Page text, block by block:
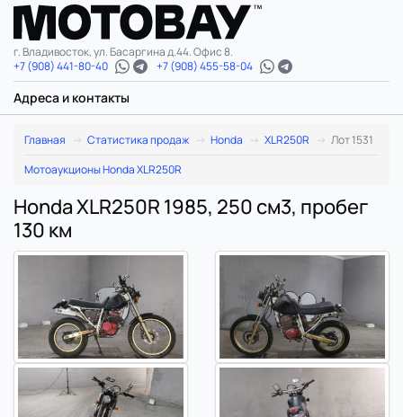
г. Владивосток, ул. Басаргина д.44. Офис 8.
+7 (908) 441-80-40
+7 (908) 455-58-04
Адреса и контакты
Главная Статистика продаж Honda XLR250R
Лот 1531
Мотоаукционы Honda XLR250R
Honda XLR250R 1985, 250 см3, пробег
130 км